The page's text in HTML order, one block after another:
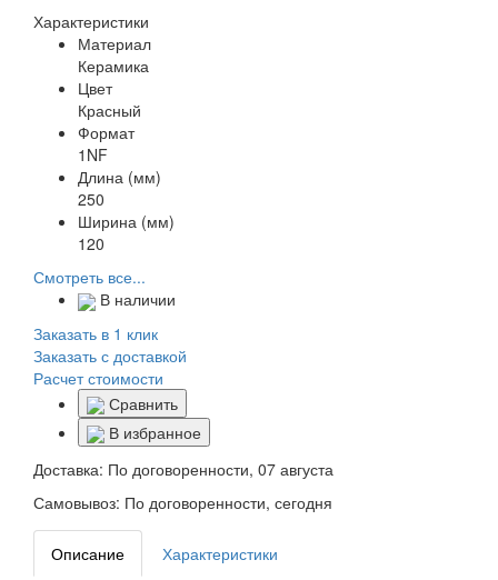
Характеристики
Материал
Керамика
Цвет
Красный
Формат
1NF
Длина (мм)
250
Ширина (мм)
120
Смотреть все...
В наличии
Заказать в 1 клик
Заказать с доставкой
Расчет стоимости
Сравнить
В избранное
Доставка: По договоренности, 07 августа
Самовывоз: По договоренности, сегодня
Описание Характеристики